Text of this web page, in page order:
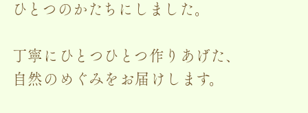
ひとつのかたちにしました。
丁寧にひとつひとつ作りあげた、
自然のめぐみをお届けします。